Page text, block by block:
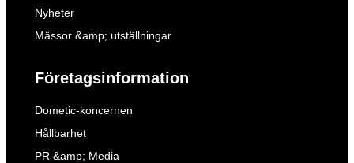
Nyheter
Mässor &amp; utställningar
Företagsinformation
Dometic-koncernen
Hållbarhet
PR &amp; Media